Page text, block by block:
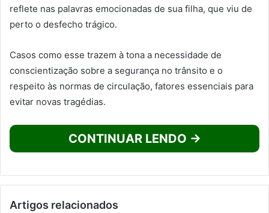
reflete nas palavras emocionadas de sua filha, que viu de
perto o desfecho trágico.
Casos como esse trazem à tona a necessidade de
conscientização sobre a segurança no trânsito e o
respeito às normas de circulação, fatores essenciais para
evitar novas tragédias.
CONTINUAR LENDO →
Artigos relacionados